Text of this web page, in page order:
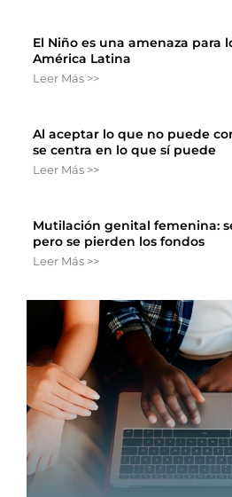
El Niño es una amenaza para
América Latina
Leer Más >>
Al aceptar lo que no puede
se centra en lo que sí puede
Leer Más >>
Mutilación genital femenina:
pero se pierden los fondos
Leer Más >>